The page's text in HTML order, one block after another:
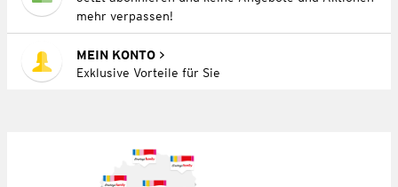
mehr verpassen!
MEIN KONTO
Exklusive Vorteile für Sie